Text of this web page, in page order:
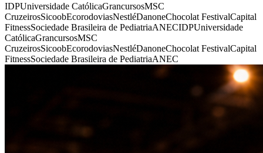
IDPUniversidade CatólicaGrancursosMSC
CruzeirosSicoobEcorodoviasNestléDanoneChocolat FestivalCapital
FitnessSociedade Brasileira de PediatriaANECIDPUniversidade
CatólicaGrancursosMSC
CruzeirosSicoobEcorodoviasNestléDanoneChocolat FestivalCapital
FitnessSociedade Brasileira de PediatriaANEC